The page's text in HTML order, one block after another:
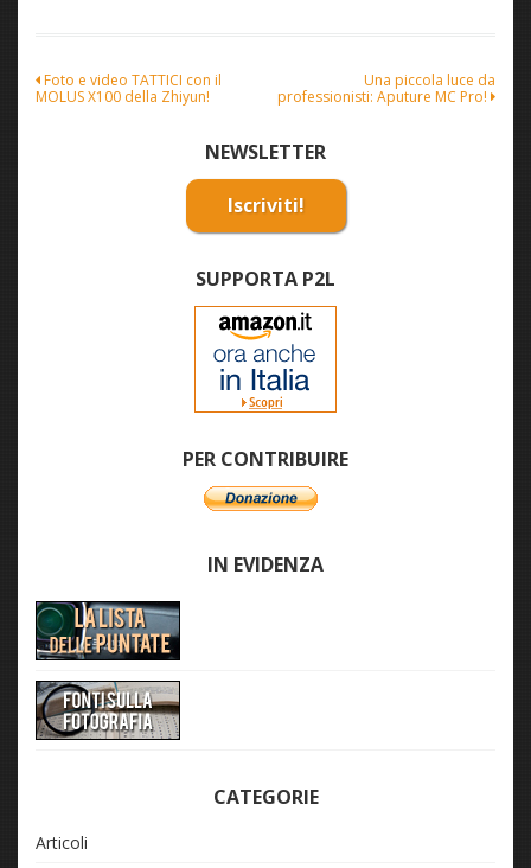
Navigazione
Foto e video TATTICI con il
MOLUS X100 della Zhiyun!
Una piccola luce da
professionisti: Aputure MC Pro!
NEWSLETTER
Iscriviti!
SUPPORTA P2L
PER CONTRIBUIRE
IN EVIDENZA
CATEGORIE
Articoli